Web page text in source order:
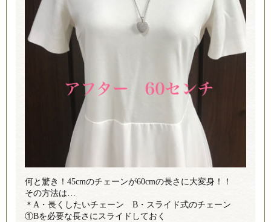
何と驚き！45cmのチェーンが60cmの長さに大変身！！
その方法は…
＊A・長くしたいチェーン B・スライド式のチェーン
①Bを必要な長さにスライドしておく